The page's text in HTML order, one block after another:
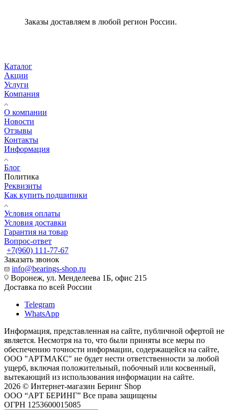
Заказы доставляем в любой регион России.
Каталог
Акции
Услуги
Компания
О компании
Новости
Отзывы
Контакты
Информация
Блог
Политика
Реквизиты
Как купить подшипики
Условия оплаты
Условия доставки
Гарантия на товар
Вопрос-ответ
+7(960) 111-77-67
Заказать звонок
info@bearings-shop.ru
Воронеж, ул. Менделеева 1Б, офис 215
Доставка по всей России
Telegram
WhatsApp
Информация, представленная на сайте, публичной офертой не
является. Несмотря на то, что были приняты все меры по
обеспечению точности информации, содержащейся на сайте,
ООО "АРТМАКС" не будет нести ответственности за любой
ущерб, включая положительный, побочный или косвенный,
вытекающий из использования информации на сайте.
2026 © Интернет-магазин Беринг Shop
ООО “АРТ БЕРИНГ” Все права защищены
ОГРН 1253600015085